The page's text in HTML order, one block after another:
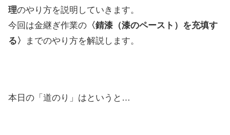
理のやり方を説明していきます。
今回は金継ぎ作業の 〈錆漆（漆のペースト）を充填す
る〉
までのやり方を解説します。
本日の「道のり」はというと…